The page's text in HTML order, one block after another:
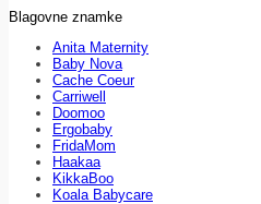
Blagovne znamke
Anita Maternity
Baby Nova
Cache Coeur
Carriwell
Doomoo
Ergobaby
FridaMom
Haakaa
KikkaBoo
Koala Babycare